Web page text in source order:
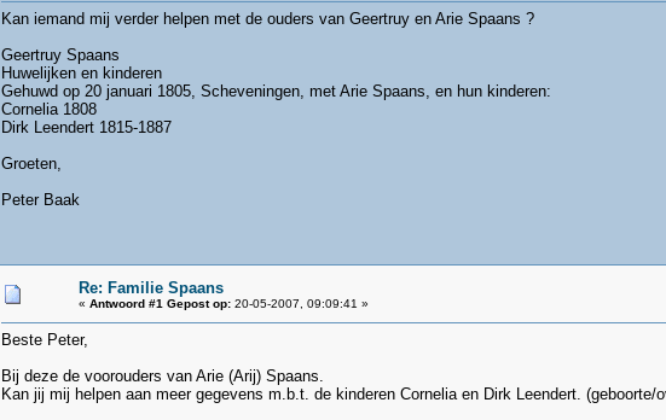
Kan iemand mij verder helpen met de ouders van Geertruy en Arie Spaans ?
Geertruy Spaans
Huwelijken en kinderen
Gehuwd op 20 januari 1805, Scheveningen, met Arie Spaans, en hun kinderen:
Cornelia 1808
Dirk Leendert 1815-1887
Groeten,
Peter Baak
Re: Familie Spaans
« Antwoord #1 Gepost op:20-05-2007, 09:09:41 »
Beste Peter,
Bij deze de voorouders van Arie (Arij) Spaans.
Kan jij mij helpen aan meer gegevens m.b.t. de kinderen Cornelia en Dirk Leendert. (geboorte/